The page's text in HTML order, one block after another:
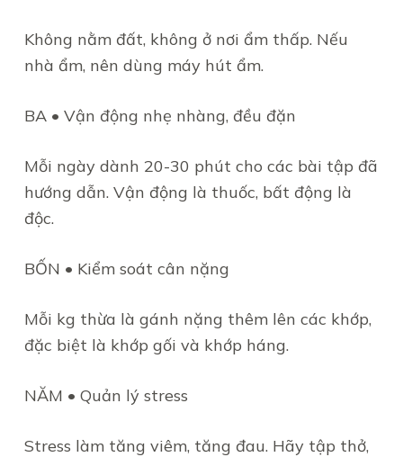
Không nằm đất, không ở nơi ẩm thấp. Nếu
nhà ẩm, nên dùng máy hút ẩm.
BA • Vận động nhẹ nhàng, đều đặn
Mỗi ngày dành 20-30 phút cho các bài tập đã
hướng dẫn. Vận động là thuốc, bất động là
độc.
BỐN • Kiểm soát cân nặng
Mỗi kg thừa là gánh nặng thêm lên các khớp,
đặc biệt là khớp gối và khớp háng.
NĂM • Quản lý stress
Stress làm tăng viêm, tăng đau. Hãy tập thở,